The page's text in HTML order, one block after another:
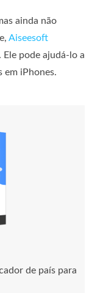
ainda não
Aiseesoft
pode ajudá-lo a
em iPhones.
de país para